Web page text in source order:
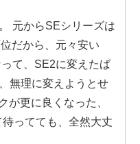
元からSEシリーズは
だから、元々安い
て、SE2に変えたば
無理に変えようとせ
が更に良くなった、
ってても、全然大丈